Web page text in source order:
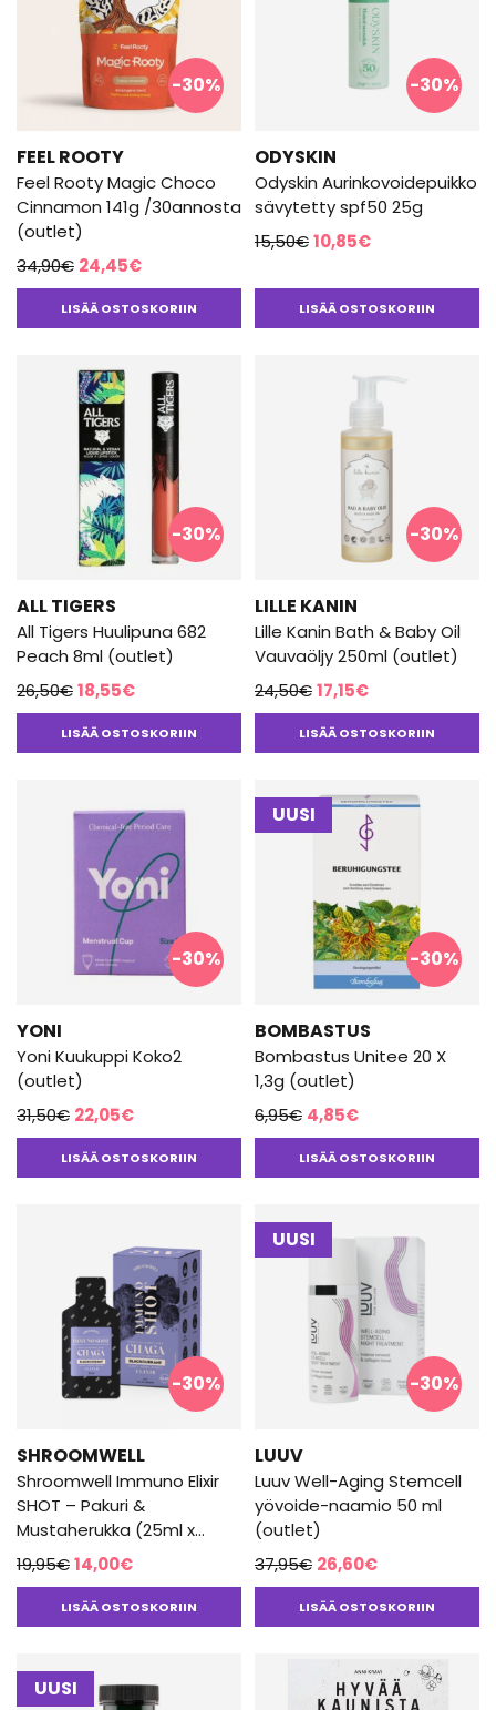
-30%
FEEL ROOTY
Feel Rooty Magic Choco
Cinnamon 141g /30annosta
(outlet)
34,90€ Alkuperäinen
hinta
oli:
24,45€Nykyinen
hinta
on:
LISÄÄ OSTOSKORIIN
-30%
ODYSKIN
Odyskin Aurinkovoidepuikko
sävytetty spf50 25g
15,50€Alkuperäinen
oli:
15,50€.
10,85€Nykyinen
on:
10,85€.
LISÄÄ OSTOSKORIIN
-30%
ALL TIGERS
All Tigers Huulipuna 682
Peach 8ml (outlet)
26,50€Alkuperäinen
hinta
oli:
18,55€Nykyinen
hinta
on:
LISÄÄ OSTOSKORIIN
-30%
LILLE KANIN
Lille Kanin Bath & Baby Oil
Vauvaöljy 250ml (outlet)
24,50€Alkuperäinen
hinta
oli:
17,15€Nykyinen
hinta
on:
LISÄÄ OSTOSKORIIN
-30%
YONI
Yoni Kuukuppi Koko2
(outlet)
31,50€ Alkuperäinen
hinta
oli:
22,05€Nykyinen
hinta
on:
LISÄÄ OSTOSKORIIN
UUSI
-30%
BOMBASTUS
Bombastus Unitee 20 X
1,3g (outlet)
6,95€ Alkuperäinen
hinta
oli:
4,85€Nykyinen
hinta
on:
LISÄÄ OSTOSKORIIN
-30%
SHROOMWELL
Shroomwell Immuno Elixir
SHOT – Pakuri &
Mustaherukka (25ml x
10kpl) (outlet)
19,95€Alkuperäinen
hinta
oli:
14,00€Nykyinen
hinta
on:
LISÄÄ OSTOSKORIIN
UUSI
-30%
LUUV
Luuv Well-Aging Stemcell
yövoide-naamio 50 ml
(outlet)
37,95€ Alkuperäinen
hinta
oli:
26,60€Nykyinen
hinta
on:
LISÄÄ OSTOSKORIIN
UUSI